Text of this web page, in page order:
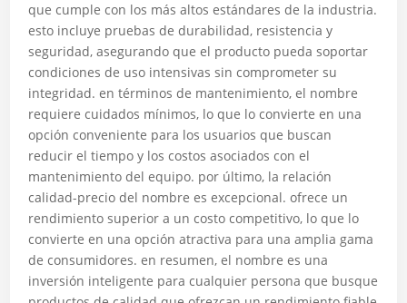
que cumple con los más altos estándares de la industria.
esto incluye pruebas de durabilidad, resistencia y
seguridad, asegurando que el producto pueda soportar
condiciones de uso intensivas sin comprometer su
integridad. en términos de mantenimiento, el nombre
requiere cuidados mínimos, lo que lo convierte en una
opción conveniente para los usuarios que buscan
reducir el tiempo y los costos asociados con el
mantenimiento del equipo. por último, la relación
calidad-precio del nombre es excepcional. ofrece un
rendimiento superior a un costo competitivo, lo que lo
convierte en una opción atractiva para una amplia gama
de consumidores. en resumen, el nombre es una
inversión inteligente para cualquier persona que busque